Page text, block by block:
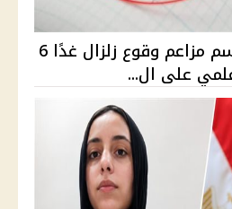
البحوث الفلكية تحسم مزاعم وقوع زلزال غدًا 6
على ال...